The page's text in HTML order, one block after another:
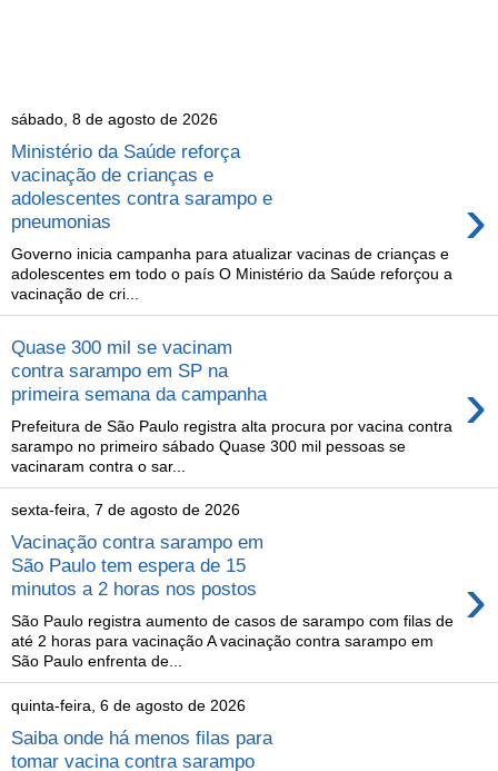
sábado, 8 de agosto de 2026
Ministério da Saúde reforça
vacinação de crianças e
adolescentes contra sarampo e
pneumonias
›
Governo inicia campanha para atualizar vacinas de crianças e
adolescentes em todo o país O Ministério da Saúde reforçou a
vacinação de cri...
Quase 300 mil se vacinam
contra sarampo em SP na
primeira semana da campanha
›
Prefeitura de São Paulo registra alta procura por vacina contra
sarampo no primeiro sábado Quase 300 mil pessoas se
vacinaram contra o sar...
sexta-feira, 7 de agosto de 2026
Vacinação contra sarampo em
São Paulo tem espera de 15
minutos a 2 horas nos postos
›
São Paulo registra aumento de casos de sarampo com filas de
até 2 horas para vacinação A vacinação contra sarampo em
São Paulo enfrenta de...
quinta-feira, 6 de agosto de 2026
Saiba onde há menos filas para
tomar vacina contra sarampo